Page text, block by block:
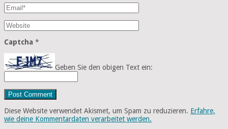
Captcha *
Geben Sie den obigen Text ein:
Diese Website verwendet Akismet, um Spam zu reduzieren. Erfahre,
wie deine Kommentardaten verarbeitet werden.